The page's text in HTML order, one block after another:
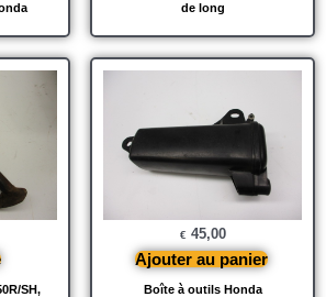
de long
SH,
Boîte à outils Honda
€ 45,00
Ajouter au panier